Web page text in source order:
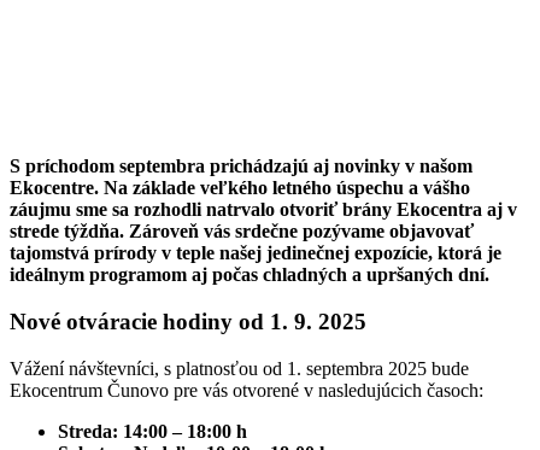
S príchodom septembra prichádzajú aj novinky v našom
Ekocentre. Na základe veľkého letného úspechu a vášho
záujmu sme sa rozhodli natrvalo otvoriť brány Ekocentra aj v
strede týždňa. Zároveň vás srdečne pozývame objavovať
tajomstvá prírody v teple našej jedinečnej expozície, ktorá je
ideálnym programom aj počas chladných a upršaných dní.
Nové otváracie hodiny od 1. 9. 2025
Vážení návštevníci, s platnosťou od 1. septembra 2025 bude
Ekocentrum Čunovo pre vás otvorené v nasledujúcich časoch:
Streda: 14:00 – 18:00 h